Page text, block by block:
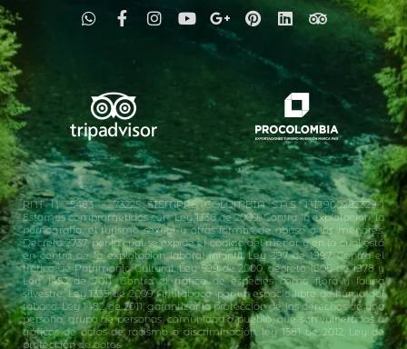
RNT N° 5483 – 73225 SIEMPRE COLOMBIA S.A.S. NIT900282329-1
Estamos comprometidos con: Ley 1336 de 2009. Contra la explotación, la
pornografía, el turismo sexual y otras formas de abuso a los menores.
Decreto 2737, por la cual se expide el código del menor y en la cual está
en contra de la explotación laboral infantil. Ley 397 de 1997. Contra el
tráfico de Patrimonio Cultural. Ley 599 de 2000, decreto 1608 de 1978 y
Ley 1453 de 2011. Contra el tráfico de especies como flora y fauna
silvestre. Ley 1335 de 2009 Antitabaco, por un espacio libre de humo del
tabaco. Ley 1482 de 2011, garantizar la protección de los derechos de una
persona, grupo de personas, comunidad o pueblo, que son vulnerados a
tráficos de actos de racismo o discriminación. ley 1581 de 2012, Ley de